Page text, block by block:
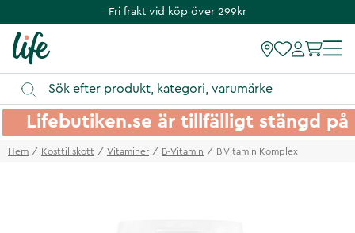
Fri frakt vid köp över 299kr
Lifebutiken.se är tillfälligt stängd
Hem Kosttillskott Vitaminer B-Vitamin B Vitamin Komplex